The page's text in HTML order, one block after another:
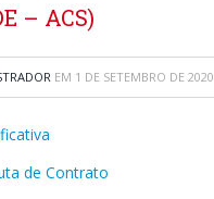
– ACS)
EM 1 DE SETEMBRO DE 2020
de Contrato